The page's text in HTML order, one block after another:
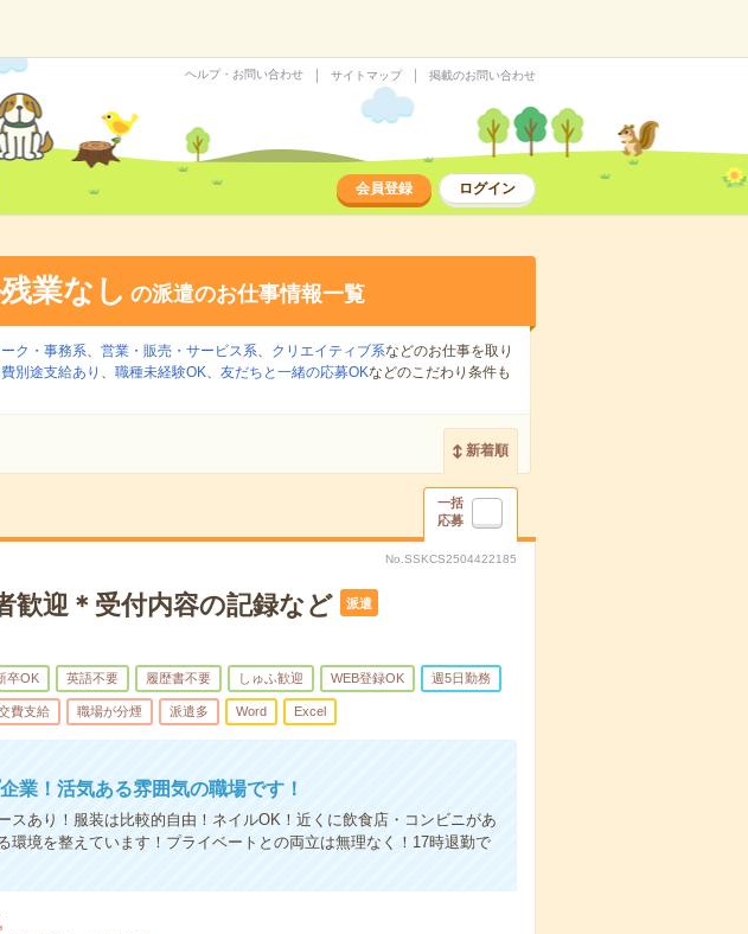
ヘルプ・お問い合わせ サイトマップ 掲載のお問い合わせ
会員登録 ログイン
残業なし の派遣のお仕事情報一覧
ク・事務系、 営業・販売・サービス系、 クリエイティブ系などのお仕事を取り
別途支給あり 、 職種未経験OK、 友だちと一緒の応募OKなどのこだわり条件も
新着順
一括
応募
No.SSKCS2504422185
歓迎＊受付内容の記録など 派遣
卒OK 英語不要 履歴書不要 しゅふ歓迎 WEB登録OK 週5日勤務
費支給 職場が分煙 派遣多 Word Excel
業！活気ある雰囲気の職場です！
スあり！服装は比較的自由！ネイルOK！近くに飲食店・コンビニがあ
環境を整えています！プライベートとの両立は無理なく！17時退勤で